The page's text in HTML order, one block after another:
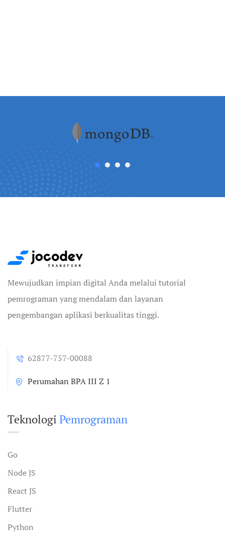
Mewujudkan impian digital Anda melalui tutorial
pemrograman yang mendalam dan layanan
pengembangan aplikasi berkualitas tinggi.
62877-757-00088
Perumahan BPA III Z 1
Teknologi Pemrograman
Go
Node JS
React JS
Flutter
Python